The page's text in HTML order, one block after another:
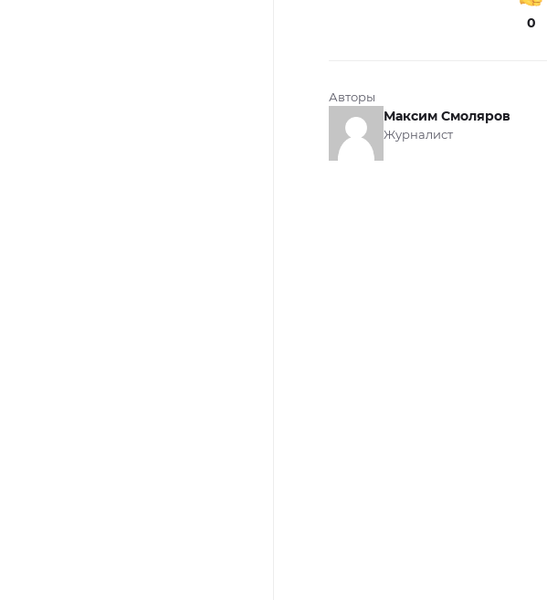
0
Авторы
Максим Смоляров
Журналист